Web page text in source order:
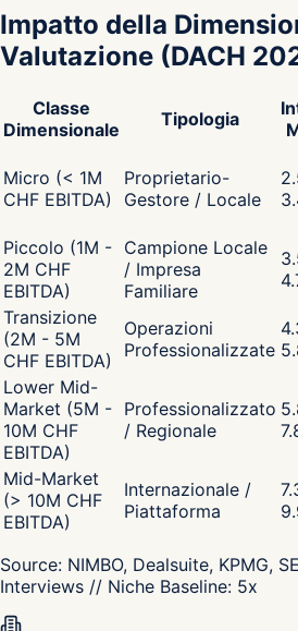
Impatto della
Valutazione (DACH
Classe
Dimensionale
Tipologia
Micro (< 1M
CHF EBITDA)
Proprietario-
Gestore / Locale
Piccolo (1M -
2M CHF
EBITDA)
Campione Locale
/ Impresa
Familiare
Transizione
(2M - 5M
CHF EBITDA)
Operazioni
Professionalizzate
Lower Mid-
Market (5M -
10M CHF
EBITDA)
Professionalizzato
/ Regionale
Mid-Market
(> 10M CHF
EBITDA)
Internazionale /
Piattaforma
Source: NIMBO, Dealsuite, KPMG,
Interviews // Niche Baseline: 5x